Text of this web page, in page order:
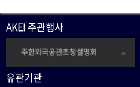
AKEI 주관행사
유관기관